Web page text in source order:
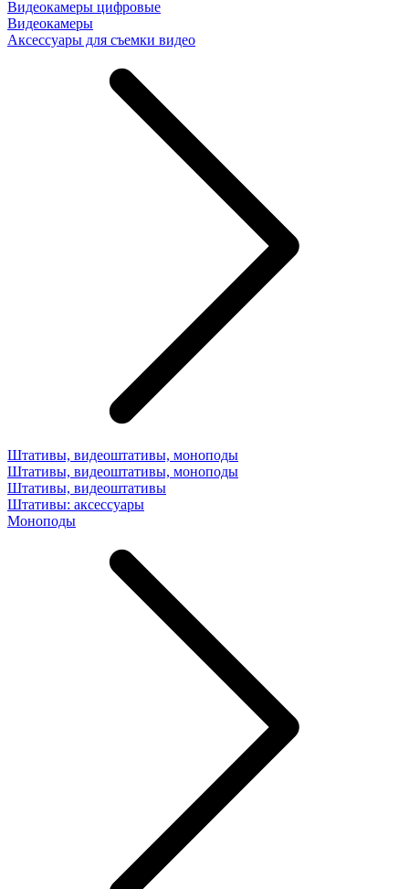
Видеокамеры цифровые
Видеокамеры
Аксессуары для съемки видео
Штативы, видеоштативы, моноподы
Штативы, видеоштативы, моноподы
Штативы, видеоштативы
Штативы: аксессуары
Моноподы